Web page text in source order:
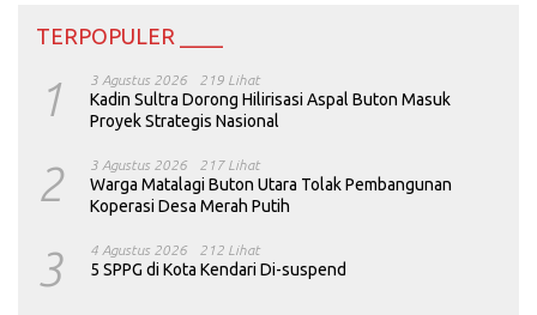
TERPOPULER ____
1 3 Agustus 2026 219 Lihat
Kadin Sultra Dorong Hilirisasi Aspal Buton Masuk
Proyek Strategis Nasional
2 3 Agustus 2026 217 Lihat
Warga Matalagi Buton Utara Tolak Pembangunan
Koperasi Desa Merah Putih
3 4 Agustus 2026 212 Lihat
5 SPPG di Kota Kendari Di-suspend